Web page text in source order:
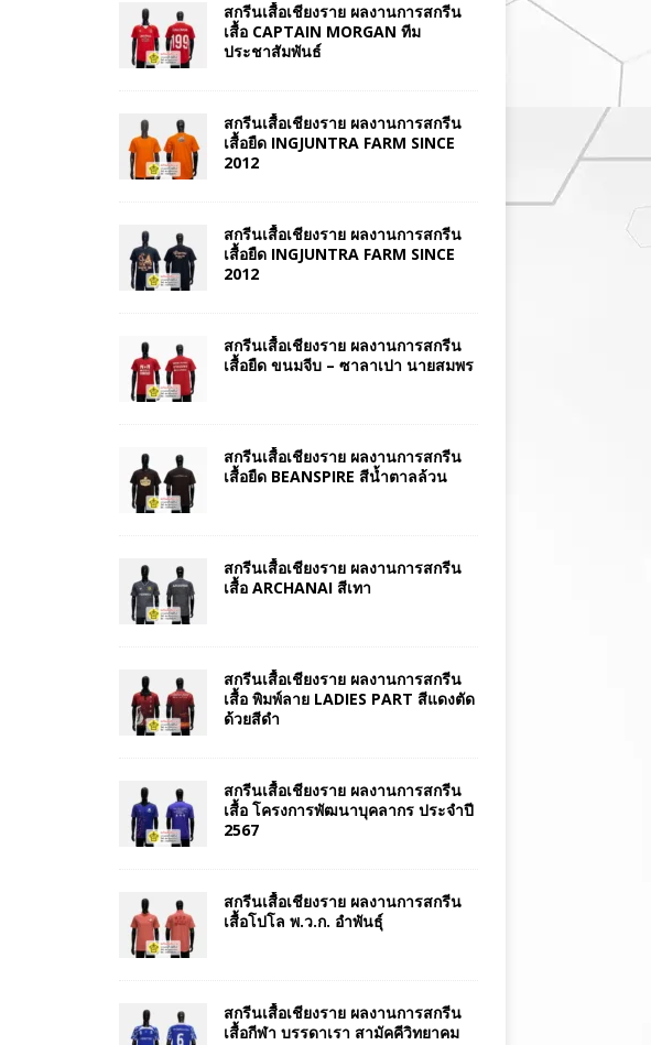
สกรีนเสื้อเชียงราย ผลงานการสกรีน
เสื้อ CAPTAIN MORGAN ทีม
ประชาสัมพันธ์
สกรีนเสื้อเชียงราย ผลงานการสกรีน
เสื้อยืด INGJUNTRA FARM SINCE
2012
สกรีนเสื้อเชียงราย ผลงานการสกรีน
เสื้อยืด INGJUNTRA FARM SINCE
2012
สกรีนเสื้อเชียงราย ผลงานการสกรีน
เสื้อยืด ขนมจีบ – ซาลาเปา นายสมพร
สกรีนเสื้อเชียงราย ผลงานการสกรีน
เสื้อยืด BEANSPIRE สีน้ำตาลล้วน
สกรีนเสื้อเชียงราย ผลงานการสกรีน
เสื้อ ARCHANAI สีเทา
สกรีนเสื้อเชียงราย ผลงานการสกรีน
เสื้อ พิมพ์ลาย LADIES PART สีแดงตัด
ด้วยสีดำ
สกรีนเสื้อเชียงราย ผลงานการสกรีน
เสื้อ โครงการพัฒนาบุคลากร ประจำปี
2567
สกรีนเสื้อเชียงราย ผลงานการสกรีน
เสื้อโปโล พ.ว.ก. อำพันธุ์
สกรีนเสื้อเชียงราย ผลงานการสกรีน
เสื้อกีฬา บรรดาเรา สามัคคีวิทยาคม